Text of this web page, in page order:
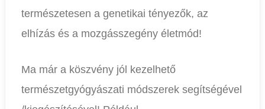
természetesen a genetikai tényezők, az
elhízás és a mozgásszegény életmód!
Ma már a köszvény jól kezelhető
természetgyógyászati módszerek segítségével